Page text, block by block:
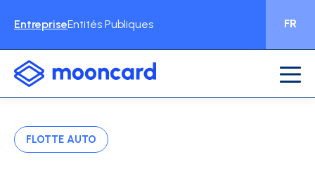
EntrepriseEntités Publiques FR
FLOTTE AUTO